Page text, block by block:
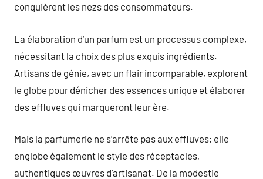
conquièrent les nezs des consommateurs.
La élaboration d’un parfum est un processus complexe,
nécessitant la choix des plus exquis ingrédients.
Artisans de génie, avec un flair incomparable, explorent
le globe pour dénicher des essences unique et élaborer
des effluves qui marqueront leur ère.
Mais la parfumerie ne s’arrête pas aux effluves; elle
englobe également le style des réceptacles,
authentiques œuvres d’artisanat. De la modestie